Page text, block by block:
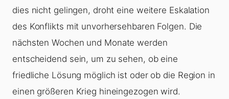
dies nicht gelingen, droht eine weitere Eskalation
des Konflikts mit unvorhersehbaren Folgen. Die
nächsten Wochen und Monate werden
entscheidend sein, um zu sehen, ob eine
friedliche Lösung möglich ist oder ob die Region in
einen größeren Krieg hineingezogen wird.